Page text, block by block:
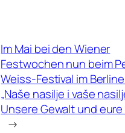
Im Mai bei den Wiener
Festwochen nun beim
Weiss-Festival im
„Naše nasilje i vaše
Unsere Gewalt und eure
→